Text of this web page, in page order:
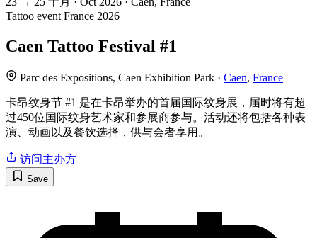
Tattoo event France 2026
Caen Tattoo Festival #1
Parc des Expositions, Caen Exhibition Park · Caen, France
卡昂纹身节 #1 是在卡昂举办的首届国际纹身展，届时将有超
过450位国际纹身艺术家和参展商参与。活动还将包括各种表
演、动画以及餐饮选择，供与会者享用。
访问主办方
Save